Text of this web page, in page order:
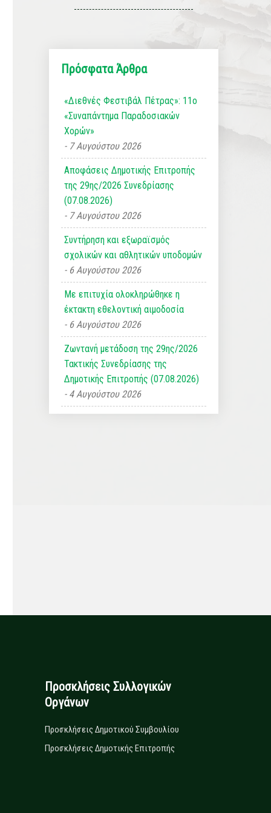
Πρόσφατα Άρθρα
«Διεθνές Φεστιβάλ Πέτρας»: 11ο
«Συναπάντημα Παραδοσιακών
Χορών»
7 Αυγούστου 2026
Αποφάσεις Δημοτικής Επιτροπής
της 29ης/2026 Συνεδρίασης
(07.08.2026)
7 Αυγούστου 2026
Συντήρηση και εξωραϊσμός
σχολικών και αθλητικών υποδομών
6 Αυγούστου 2026
Με επιτυχία ολοκληρώθηκε η
έκτακτη εθελοντική αιμοδοσία
6 Αυγούστου 2026
Ζωντανή μετάδοση της 29ης/2026
Τακτικής Συνεδρίασης της
Δημοτικής Επιτροπής (07.08.2026)
4 Αυγούστου 2026
Προσκλήσεις Συλλογικών
Οργάνων
Προσκλήσεις Δημοτικού Συμβουλίου
Προσκλήσεις Δημοτικής Επιτροπής